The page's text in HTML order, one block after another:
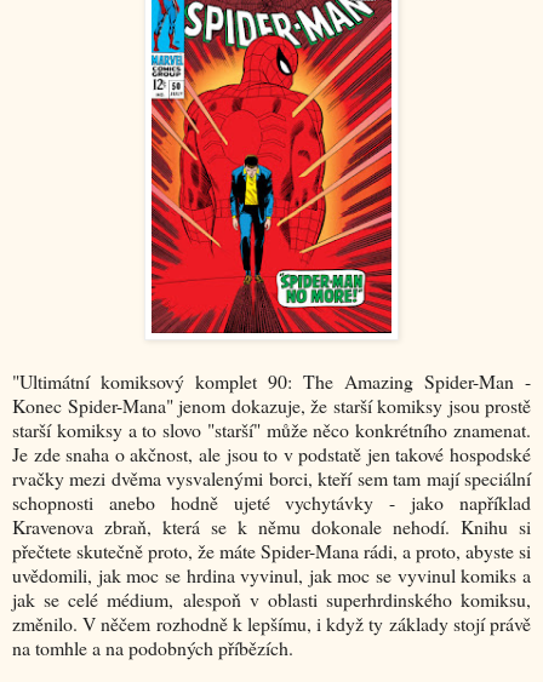
"Ultimátní komiksový komplet 90: The Amazing Spider-Man -
Konec Spider-Mana" jenom dokazuje, že starší komiksy jsou prostě
starší komiksy a to slovo "starší" může něco konkrétního znamenat.
Je zde snaha o akčnost, ale jsou to v podstatě jen takové hospodské
rvačky mezi dvěma vysvalenými borci, kteří sem tam mají speciální
schopnosti anebo hodně ujeté vychytávky - jako například
Kravenova zbraň, která se k němu dokonale nehodí. Knihu si
přečtete skutečně proto, že máte Spider-Mana rádi, a proto, abyste si
uvědomili, jak moc se hrdina vyvinul, jak moc se vyvinul komiks a
jak se celé médium, alespoň v oblasti superhrdinského komiksu,
změnilo. V něčem rozhodně k lepšímu, i když ty základy stojí právě
na tomhle a na podobných příbězích.